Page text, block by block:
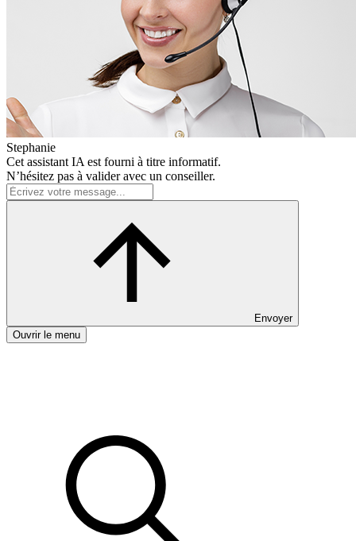
Stephanie
Cet assistant IA est fourni à titre informatif.
N’hésitez pas à valider avec un conseiller.
Envoyer
Ouvrir le menu